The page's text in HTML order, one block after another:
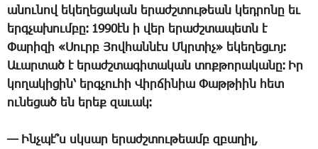
ա­նու­նով ե­կե­ղե­ցա­կան ե­րաժշ­տու­թեան կեդ­րո­նը եւ
երգ­չա­խում­բը։ 1990էն ի վեր ե­րաժշ­տա­պետն է
­Փա­րի­զի «­Սուրբ ­Յով­հան­նէս Մկր­տիչ» ե­կե­ղեց­ւոյ։
Ա­ւար­տած է ե­րաժշ­տա­գի­տա­կան տոք­թո­րա­կա­նը։ Իր
կո­ղա­կի­ցին՝ երգ­չու­հի ­Վիր­ճի­նիա ­Փաթ­թիին հետ
ու­նե­ցած են ե­րեք զա­ւակ։
— Ինչ­պէ՞ս սկսար ե­րաժշ­տու­թեամբ զբա­ղիլ,